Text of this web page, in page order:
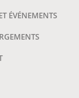
ÉVÉNEMENTS